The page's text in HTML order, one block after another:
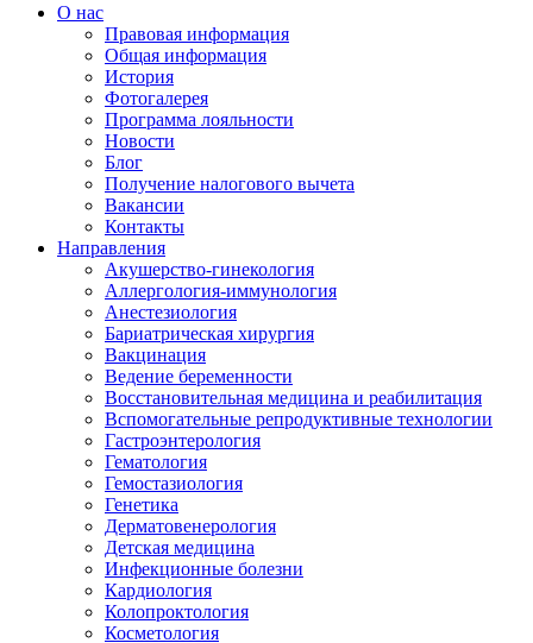
О нас
Правовая информация
Общая информация
История
Фотогалерея
Программа лояльности
Новости
Блог
Получение налогового вычета
Вакансии
Контакты
Направления
Акушерство-гинекология
Аллергология-иммунология
Анестезиология
Бариатрическая хирургия
Вакцинация
Ведение беременности
Восстановительная медицина и реабилитация
Вспомогательные репродуктивные технологии
Гастроэнтерология
Гематология
Гемостазиология
Генетика
Дерматовенерология
Детская медицина
Инфекционные болезни
Кардиология
Колопроктология
Косметология